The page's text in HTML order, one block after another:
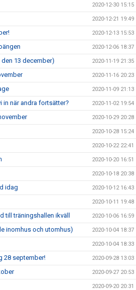
2020-12-30 15:15
2020-12-21 19:49
2020-12-13 15:53
2020-12-06 18:37
13 december) 2020-11-19 21:35
2020-11-16 20:23
2020-11-09 21:13
in när andra fortsätter? 2020-11-02 19:54
2020-10-29 20:28
2020-10-28 15:24
2020-10-22 22:41
2020-10-20 16:51
2020-10-18 20:38
idag 2020-10-12 16:43
2020-10-11 19:48
till träningshallen ikväll 2020-10-06 16:59
inomhus och utomhus) 2020-10-04 18:37
2020-10-04 18:33
28 september! 2020-09-28 13:03
2020-09-27 20:53
2020-09-20 20:31